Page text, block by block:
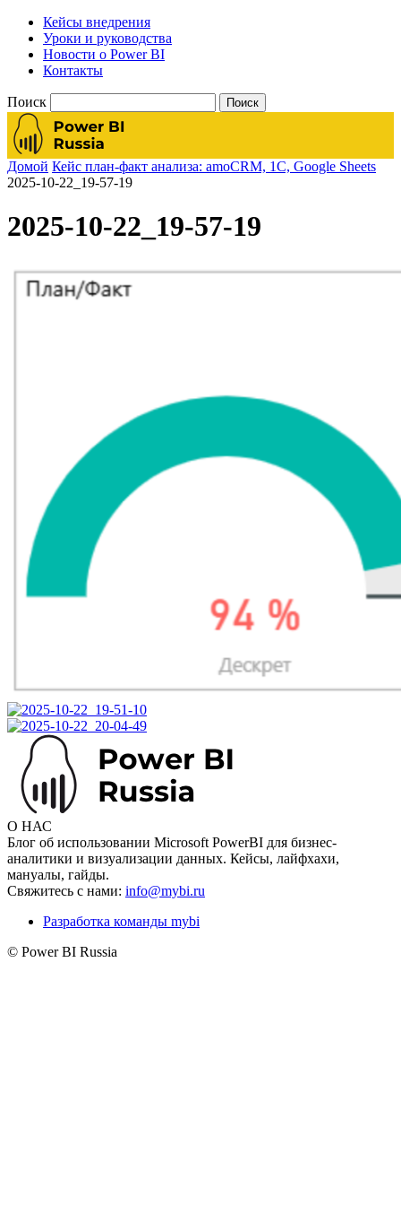
Кейсы внедрения
Уроки и руководства
Новости о Power BI
Контакты
Поиск
Домой Кейс план-факт анализа: amoCRM, 1C, Google Sheets
2025-10-22_19-57-19
2025-10-22_19-57-19
О НАС
Блог об использовании Microsoft PowerBI для бизнес-
аналитики и визуализации данных. Кейсы, лайфхахи,
мануалы, гайды.
Свяжитесь с нами: info@mybi.ru
Разработка команды mybi
© Power BI Russia